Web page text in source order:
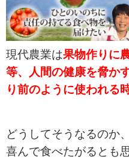
現代農業は果物作りに
等、人間の健康を脅か
り前のように使われる
どうしてそうなるのか
喜んで食べたがるとも